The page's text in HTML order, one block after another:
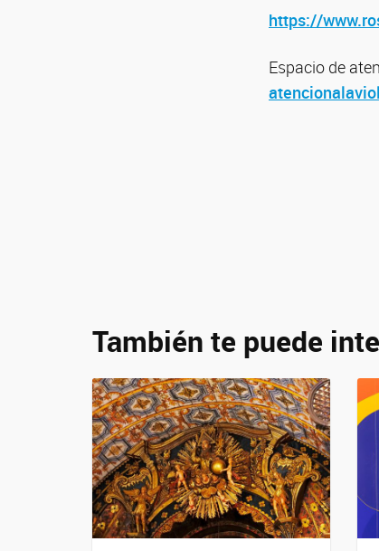
https://
Espacio de
También te puede